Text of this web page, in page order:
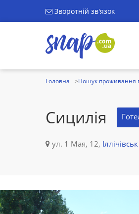
Зворотній зв'язок
Головна Пошук проживання
Сицилія
ул. 1 Мая, 12, Іллічівськ